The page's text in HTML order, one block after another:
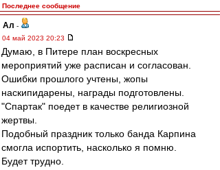
Последнее сообщение
Ал -
04 май 2023 20:23
Думаю, в Питере план воскресных
мероприятий уже расписан и согласован.
Ошибки прошлого учтены, жопы
наскипидарены, награды подготовлены.
"Спартак" поедет в качестве религиозной
жертвы.
Подобный праздник только банда Карпина
смогла испортить, насколько я помню.
Будет трудно.